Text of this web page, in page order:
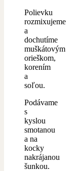
Polievku
rozmixujeme
a
dochutíme
muškátovým
orieškom,
korením
a
soľou.
Podávame
s
kyslou
smotanou
a na
kocky
nakrájanou
šunkou.